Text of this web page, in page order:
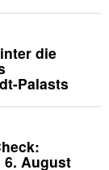
die
Palasts
6. August